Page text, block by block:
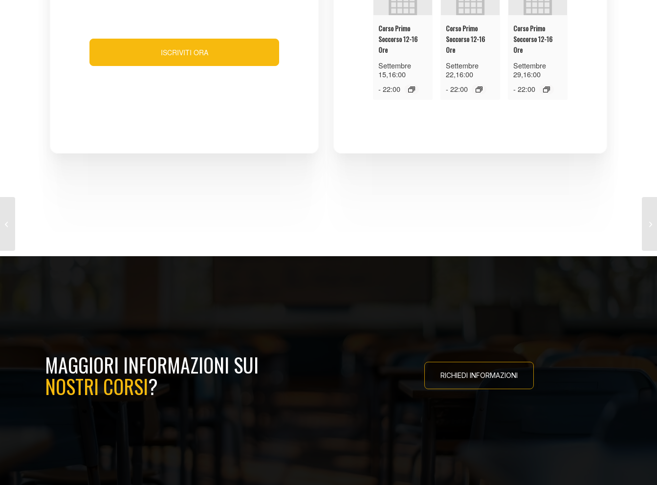
Corso Primo
Soccorso 12-16
Ore
Settembre
15,16:00
- 22:00
Corso Primo
Soccorso 12-16
Ore
Settembre
22,16:00
- 22:00
Corso Primo
Soccorso 12-16
Ore
Settembre
29,16:00
- 22:00
ISCRIVITI ORA
MAGGIORI INFORMAZIONI SUI
NOSTRI CORSI? RICHIEDI INFORMAZIONI